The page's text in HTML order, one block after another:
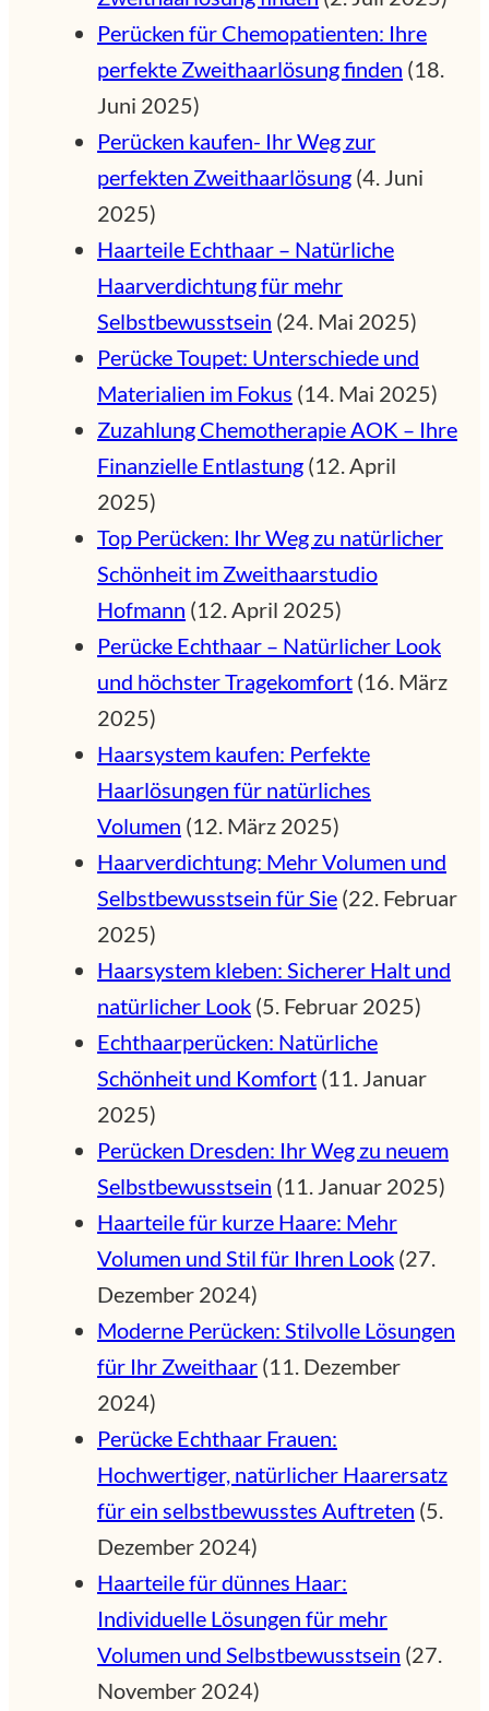
Perücken für Chemopatienten: Ihre
perfekte Zweithaarlösung finden (18.
Juni 2025)
Perücken kaufen- Ihr Weg zur
perfekten Zweithaarlösung (4. Juni
2025)
Haarteile Echthaar – Natürliche
Haarverdichtung für mehr
Selbstbewusstsein (24. Mai 2025)
Perücke Toupet: Unterschiede und
Materialien im Fokus (14. Mai 2025)
Zuzahlung Chemotherapie AOK – Ihre
Finanzielle Entlastung (12. April
2025)
Top Perücken: Ihr Weg zu natürlicher
Schönheit im Zweithaarstudio
Hofmann (12. April 2025)
Perücke Echthaar – Natürlicher Look
und höchster Tragekomfort (16. März
2025)
Haarsystem kaufen: Perfekte
Haarlösungen für natürliches
Volumen (12. März 2025)
Haarverdichtung: Mehr Volumen und
Selbstbewusstsein für Sie (22. Februar
2025)
Haarsystem kleben: Sicherer Halt und
natürlicher Look (5. Februar 2025)
Echthaarperücken: Natürliche
Schönheit und Komfort (11. Januar
2025)
Perücken Dresden: Ihr Weg zu neuem
Selbstbewusstsein (11. Januar 2025)
Haarteile für kurze Haare: Mehr
Volumen und Stil für Ihren Look (27.
Dezember 2024)
Moderne Perücken: Stilvolle Lösungen
für Ihr Zweithaar (11. Dezember
2024)
Perücke Echthaar Frauen:
Hochwertiger, natürlicher Haarersatz
für ein selbstbewusstes Auftreten (5.
Dezember 2024)
Haarteile für dünnes Haar:
Individuelle Lösungen für mehr
Volumen und Selbstbewusstsein (27.
November 2024)